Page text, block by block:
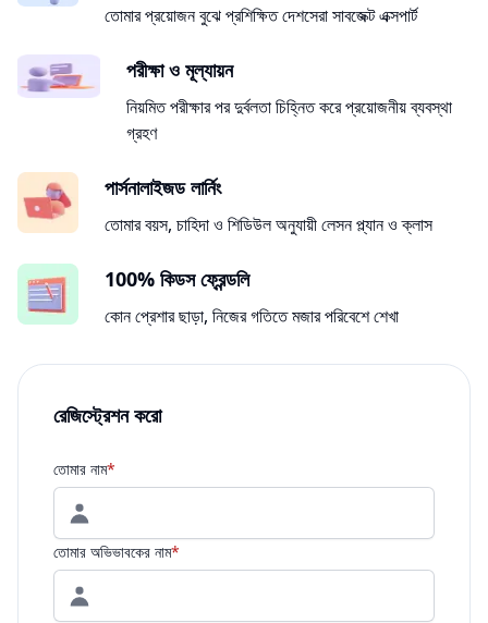
তোমার প্রয়োজন বুঝে প্রশিক্ষিত দেশসেরা সাবজেক্ট এক্সপার্ট
পরীক্ষা ও মূল্যায়ন
নিয়মিত পরীক্ষার পর দুর্বলতা চিহ্নিত করে প্রয়োজনীয় ব্যবস্থা
গ্রহণ
পার্সনালাইজড লার্নিং
তোমার বয়স, চাহিদা ও শিডিউল অনুযায়ী লেসন প্ল্যান ও ক্লাস
100% কিডস ফ্রেন্ডলি
কোন প্রেশার ছাড়া, নিজের গতিতে মজার পরিবেশে শেখা
রেজিস্ট্রেশন করো
তোমার নাম*
তোমার অভিভাবকের নাম*